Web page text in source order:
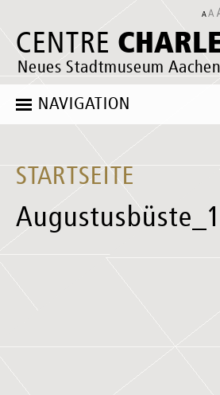
CENTRE
Neues Stadtmuseum Aachen
NAVIGATION
STARTSEITE
Augustusbüste_1